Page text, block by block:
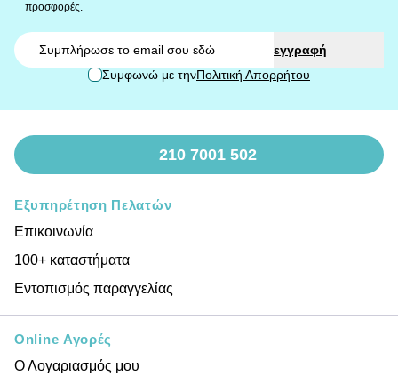
προσφορές.
εγγραφή
Συμφωνώ με τηνΠολιτική Απορρήτου
210 7001 502
Εξυπηρέτηση Πελατών
Επικοινωνία
100+ καταστήματα
Εντοπισμός παραγγελίας
Online Αγορές
Ο Λογαριασμός μου